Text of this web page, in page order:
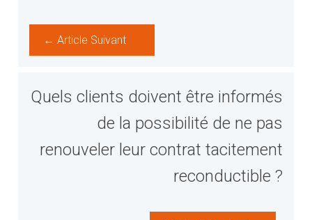
← Article Suivant
Quels clients doivent être informés
de la possibilité de ne pas
renouveler leur contrat tacitement
reconductible ?